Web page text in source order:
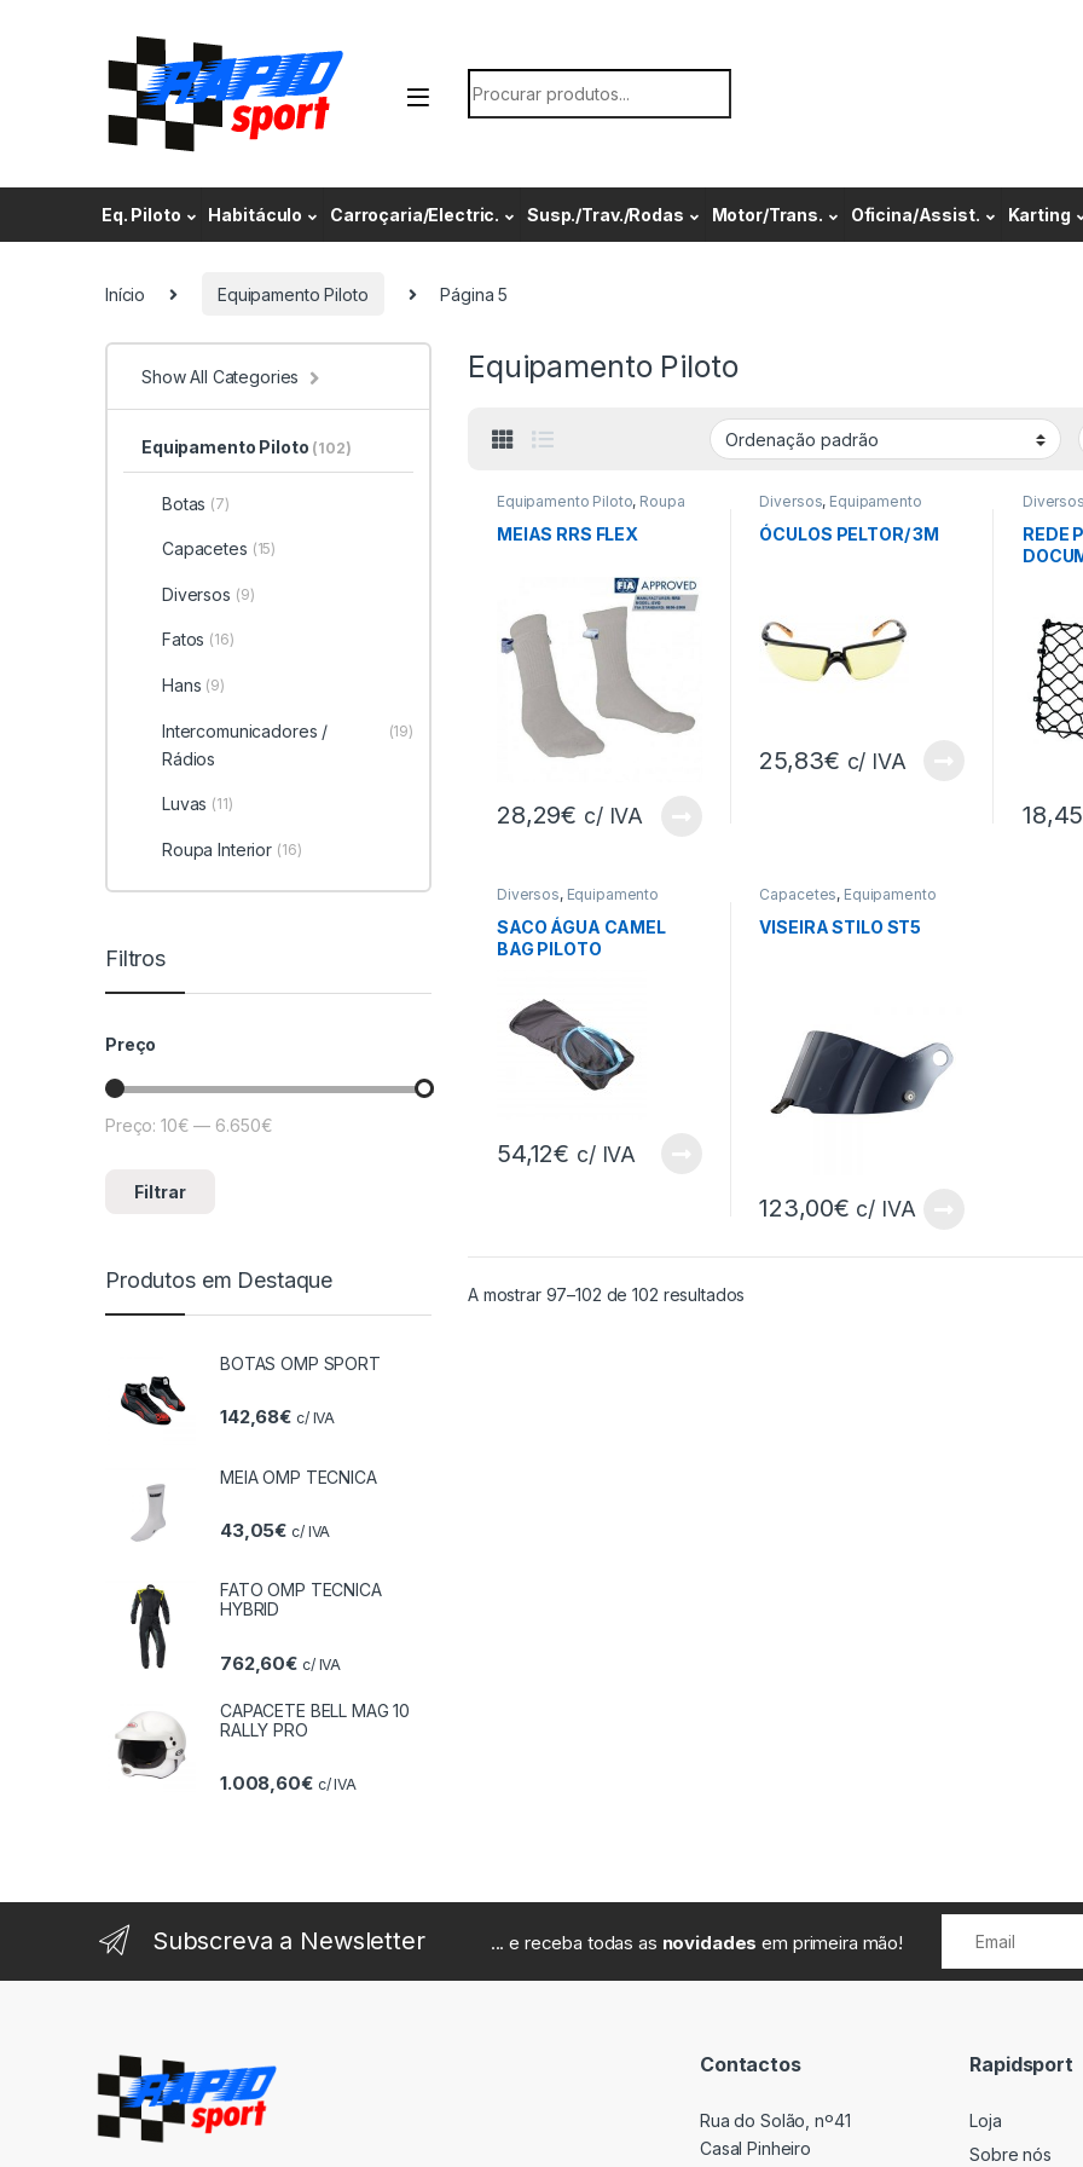
Search for:
Eq. Piloto Habitáculo Carroçaria/Electric. Susp./Trav./Rodas Motor/Trans. Oficina/Assist. Karting
Início Equipamento Piloto Página 5
Equipamento Piloto
Equipamento Piloto, Roupa
Interior
MEIAS RRS FLEX
28,29€ c/ IVA
Diversos, Equipamento
ÓCULOS PELTOR/ 3M
25,83€ c/ IVA
Diversos
REDE
18,45
Diversos, Equipamento
SACO ÁGUA CAMEL
BAG PILOTO
54,12€ c/ IVA
Capacetes, Equipamento
Piloto
VISEIRA STILO ST5
123,00€ c/ IVA
A mostrar 97–102 de 102 resultados
Show All Categories
Equipamento Piloto (102)
Botas (7)
Capacetes (15)
Diversos (9)
Fatos (16)
Hans (9)
Intercomunicadores /
Rádios
(19)
Luvas (11)
Roupa Interior (16)
Filtros
Preço
Preço mínimo
Preço máximo
Filtrar
Preço:10€ — 6.650€
Produtos em Destaque
BOTAS OMP SPORT
142,68€ c/ IVA
MEIA OMP TECNICA
43,05€ c/ IVA
FATO OMP TECNICA
HYBRID
762,60€ c/ IVA
CAPACETE BELL MAG 10
RALLY PRO
1.008,60€ c/ IVA
Subscreva a Newsletter ... e receba todas as novidades em primeira mão!
Contactos
Rua do Solão, nº41
Casal Pinheiro
Rapidsport
Loja
Sobre nós